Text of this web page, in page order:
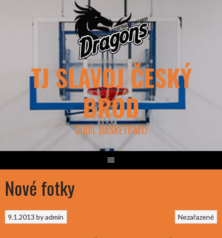
TJ SLAVOJ ČESKÝ
BROD
ODDÍL BASKETBALU
Nové fotky
Nezařazené
9.1.2013 byadmin